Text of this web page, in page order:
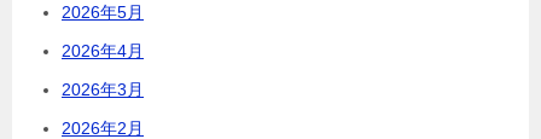
2026年5月
2026年4月
2026年3月
2026年2月